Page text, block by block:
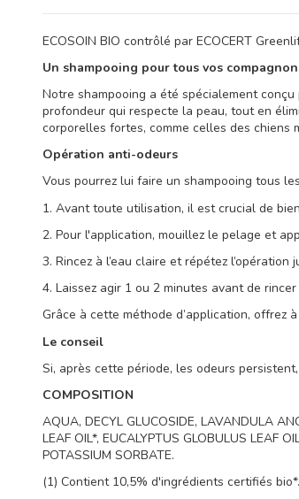
ECOSOIN BIO contrôlé par ECOCERT
Un shampooing pour tous vos
Notre shampooing a été spécialement
profondeur qui respecte la peau, tout en
corporelles fortes, comme celles des chiens
Opération anti-odeurs
Vous pourrez lui faire un shampooing tous
1. Avant toute utilisation, il est crucial de
2. Pour l'application, mouillez le pelage et
3. Rincez à l’eau claire et répétez
4. Laissez agir 1 ou 2 minutes avant de
Grâce à cette méthode d’application, offrez
Le conseil
Si, après cette période, les odeurs
COMPOSITION
AQUA, DECYL GLUCOSIDE, LAVANDULA
LEAF OIL*, EUCALYPTUS GLOBULUS LEAF
POTASSIUM SORBATE.
(1) Contient 10,5% d'ingrédients certifiés